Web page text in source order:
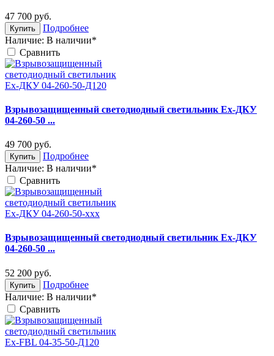
47 700 руб.
Купить
Подробнее
Наличие: В наличии*
Cравнить
Взрывозащищенный светодиодный светильник Ex-ДКУ
04-260-50 ...
49 700 руб.
Купить
Подробнее
Наличие: В наличии*
Cравнить
Взрывозащищенный светодиодный светильник Ex-ДКУ
04-260-50 ...
52 200 руб.
Купить
Подробнее
Наличие: В наличии*
Cравнить